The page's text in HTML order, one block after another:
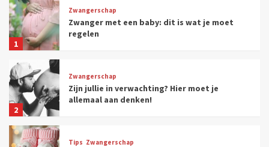
1
Zwangerschap
Zwanger met een baby: dit is wat je moet
regelen
2
Zwangerschap
Zijn jullie in verwachting? Hier moet je
allemaal aan denken!
Tips Zwangerschap